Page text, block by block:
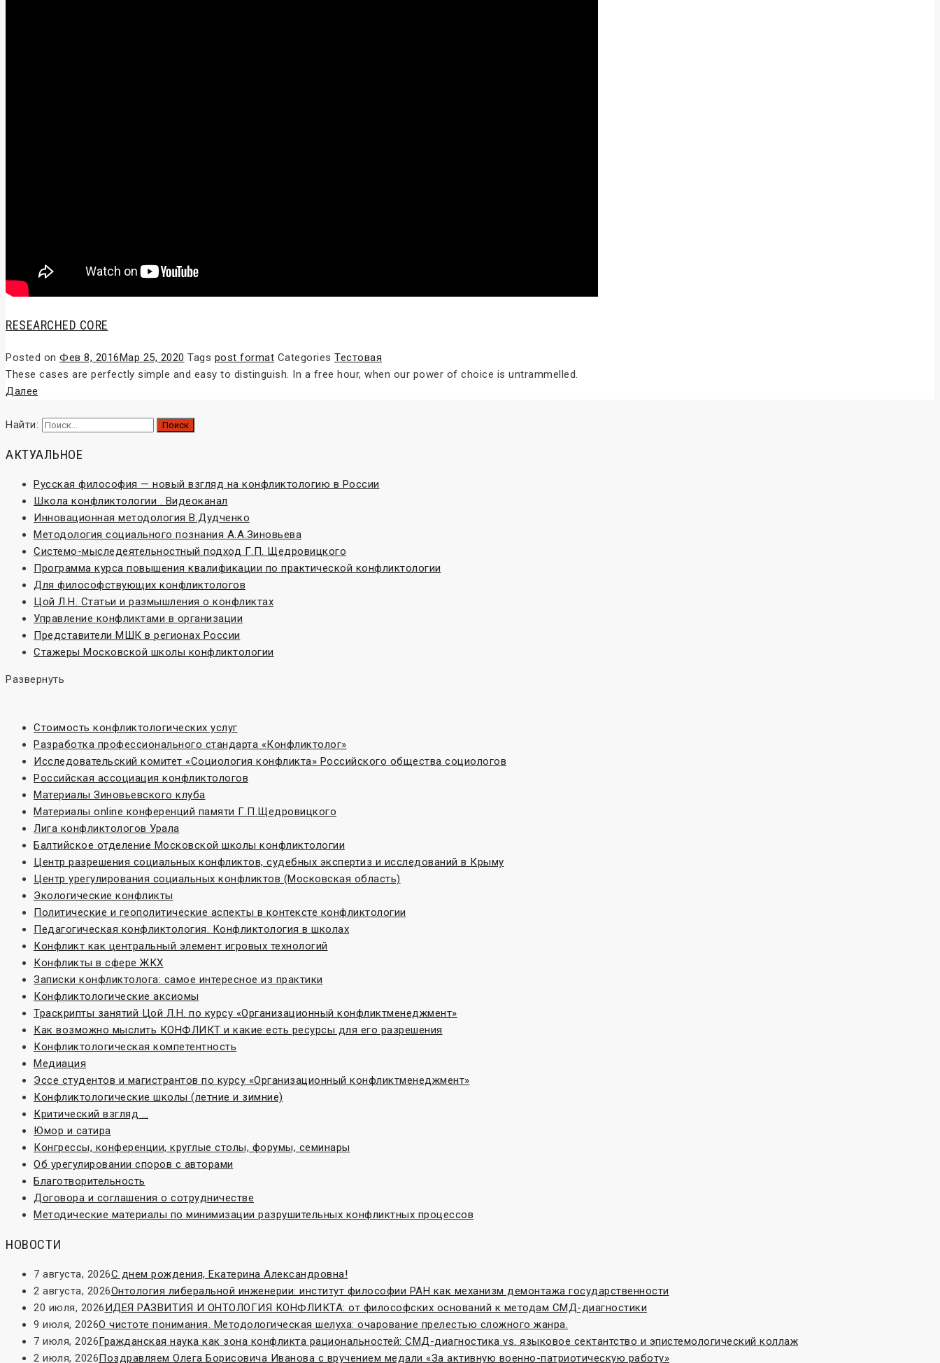
RESEARCHED CORE
Posted on Фев 8, 2016Мар 25, 2020 Tags post format Categories Тестовая
These cases are perfectly simple and easy to distinguish. In a free hour, when our power of choice is untrammelled.
Далее
Найти:
АКТУАЛЬНОЕ
Русская философия — новый взгляд на конфликтологию в России
Школа конфликтологии . Видеоканал
Инновационная методология В.Дудченко
Методология социального познания А.А.Зиновьева
Системо-мыследеятельностный подход Г.П. Щедровицкого
Программа курса повышения квалификации по практической конфликтологии
Для философствующих конфликтологов
Цой Л.Н. Статьи и размышления о конфликтах
Управление конфликтами в организации
Представители МШК в регионах России
Стажеры Московской школы конфликтологии
Развернуть
Стоимость конфликтологических услуг
Разработка профессионального стандарта «Конфликтолог»
Исследовательский комитет «Социoлогия конфликта» Российского общества социологов
Российская ассоциация конфликтологов
Материалы Зиновьевского клуба
Материалы online конференций памяти Г.П.Щедровицкого
Лига конфликтологов Урала
Балтийское отделение Московской школы конфликтологии
Центр разрешения социальных конфликтов, судебных экспертиз и исследований в Крыму
Центр урегулирования социальных конфликтов (Московская область)
Экологические конфликты
Политические и геополитические аспекты в контексте конфликтологии
Педагогическая конфликтология. Конфликтология в школах
Конфликт как центральный элемент игровых технологий
Конфликты в сфере ЖКХ
Записки конфликтолога: самое интересное из практики
Конфликтологические аксиомы
Траскрипты занятий Цой Л.Н. по курсу «Организационный конфликтменеджмент»
Как возможно мыслить КОНФЛИКТ и какие есть ресурсы для его разрешения
Конфликтологическая компетентность
Медиация
Эссе студентов и магистрантов по курсу «Организационный конфликтменеджмент»
Конфликтологические школы (летние и зимние)
Критический взгляд …
Юмор и сатира
Конгрессы, конференции, круглые столы, форумы, семинары
Об урегулировании споров с авторами
Благотворительность
Договора и соглашения о сотрудничестве
Методические материалы по минимизации разрушительных конфликтных процессов
НОВОСТИ
7 августа, 2026С днем рождения, Екатерина Александровна!
2 августа, 2026Онтология либеральной инженерии: институт философии РАН как механизм демонтажа государственности
20 июля, 2026ИДЕЯ РАЗВИТИЯ И ОНТОЛОГИЯ КОНФЛИКТА: от философских оснований к методам СМД-диагностики
9 июля, 2026О чистоте понимания. Методологическая шелуха: очарование прелестью сложного жанра.
7 июля, 2026Гражданская наука как зона конфликта рациональностей: СМД-диагностика vs. языковое сектантство и эпистемологический коллаж
2 июля, 2026Поздравляем Олега Борисовича Иванова с вручением медали «За активную военно-патриотическую работу»